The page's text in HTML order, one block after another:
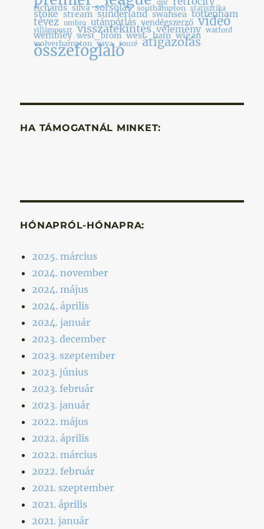
qpr
richards silva sorsolás southampton statisztika
stoke stream sunderland swansea tottenham
tévez umbro utánpótlás vendégszerző videó
villámposzt visszatekintés vélemény watford
wembley west_brom west_ham wigan
wolverhampton yaya_touré átigazolás
összefoglaló
HA TÁMOGATNÁL MINKET:
HÓNAPRÓL-HÓNAPRA:
2025. március
2024. november
2024. május
2024. április
2024. január
2023. december
2023. szeptember
2023. június
2023. február
2023. január
2022. május
2022. április
2022. március
2022. február
2021. szeptember
2021. április
2021. január